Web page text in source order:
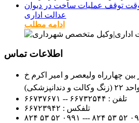
توقف عملیات ساخت در دیوان
عدالت اداری
ادامه مطلب
اطلاعات تماس
چهارراه ولیعصر و امیر اکرم خ
تلفن : ۶۶۷۳۲۵۴۴ -- ۶۶۷۳۷۶۷۱
تلفکس : ۶۶۷۲۳۹۴۲
۵۲ ۵۳ ۸۲۴ --- ۰۹۹۱ ۵۲ ۵۳ ۸۲۴